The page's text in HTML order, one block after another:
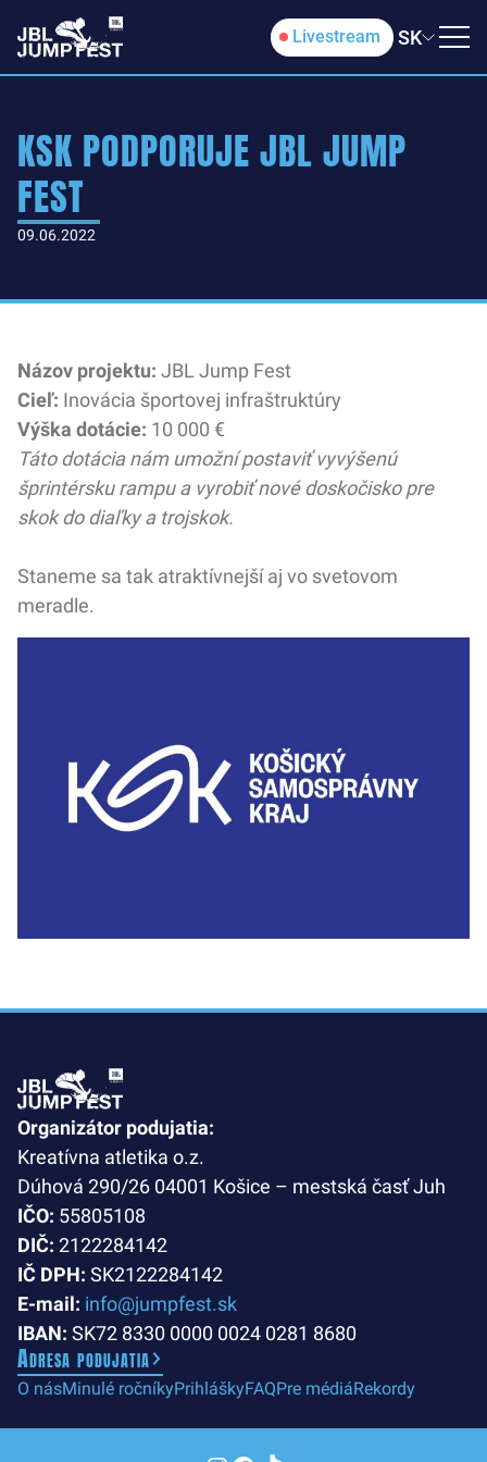
Livestream SK
KSK PODPORUJE JBL JUMP
FEST
09.06.2022
Názov projektu: JBL Jump Fest
Cieľ: Inovácia športovej infraštruktúry
Výška dotácie: 10 000 €
Táto dotácia nám umožní postaviť vyvýšenú
šprintérsku rampu a vyrobiť nové doskočisko pre
skok do diaľky a trojskok.
Staneme sa tak atraktívnejší aj vo svetovom
meradle.
Organizátor podujatia:
Kreatívna atletika o.z.
Dúhová 290/26 04001 Košice – mestská časť Juh
IČO: 55805108
DIČ: 2122284142
IČ DPH: SK2122284142
E-mail: info@jumpfest.sk
IBAN: SK72 8330 0000 0024 0281 8680
Adresa podujatia
O násMinulé ročníkyPrihláškyFAQPre médiáRekordy